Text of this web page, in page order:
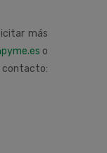
más
o